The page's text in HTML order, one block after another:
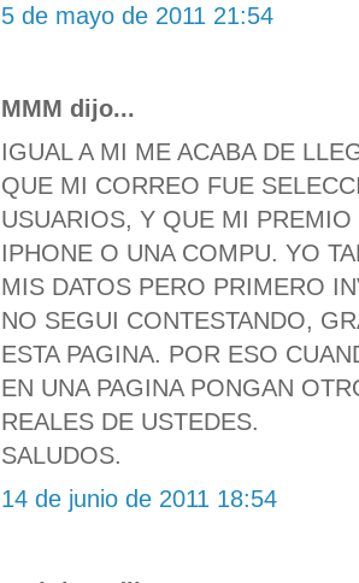
5 de mayo de 2011 21:54
MMM dijo...
IGUAL A MI ME ACABA DE
QUE MI CORREO FUE
USUARIOS, Y QUE MI PREMIO
IPHONE O UNA COMPU. YO
MIS DATOS PERO PRIMERO
NO SEGUI CONTESTANDO,
ESTA PAGINA. POR ESO
EN UNA PAGINA PONGAN
REALES DE USTEDES.
SALUDOS.
14 de junio de 2011 18:54